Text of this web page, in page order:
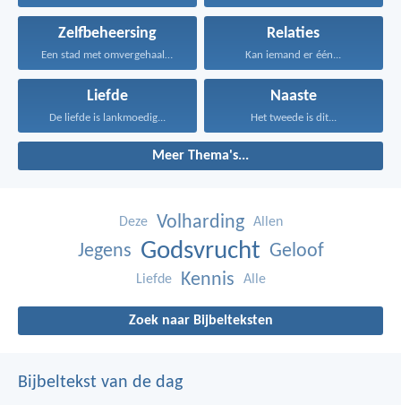
Zelfbeheersing
Een stad met omvergehaalde...
Relaties
Kan iemand er één...
Liefde
De liefde is lankmoedig...
Naaste
Het tweede is dit...
Meer Thema's...
Deze Volharding Allen
Jegens Godsvrucht Geloof
Liefde Kennis Alle
Zoek naar Bijbelteksten
Bijbeltekst van de dag